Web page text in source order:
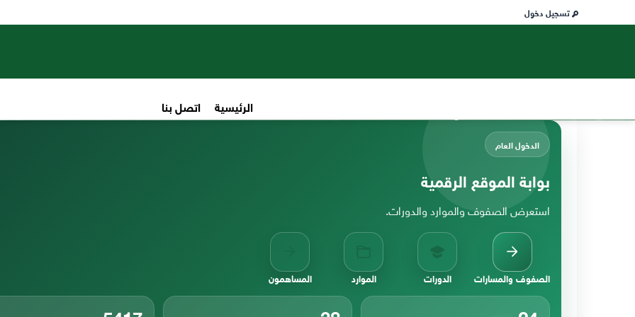
تسجيل دخول
الرئيسية اتصل بنا
الدخول العام
بوابة الموقع الرقمية
استعرض الصفوف والموارد والدورات.
الصفوف والمسارات الدورات الموارد المساهمون